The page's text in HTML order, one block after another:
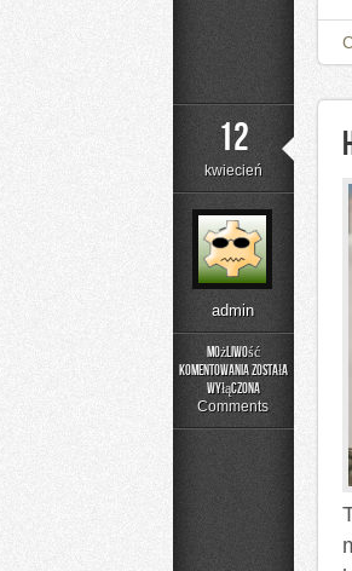
12
kwiecień
admin
Możliwość
komentowania
Historia
Gastronomii
została
wyłączona
Comments